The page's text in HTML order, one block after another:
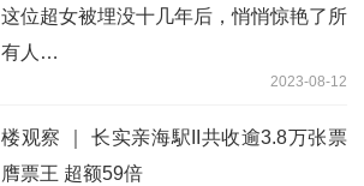
这位超女被埋没十几年后，悄悄惊艳了所
有人…
2023-08-12
楼观察 ｜ 长实亲海駅II共收逾3.8万张票
膺票王 超额59倍